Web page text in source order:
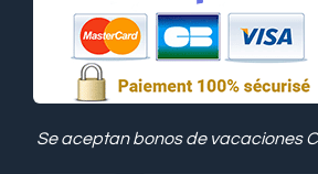
Se aceptan bonos de vacaciones